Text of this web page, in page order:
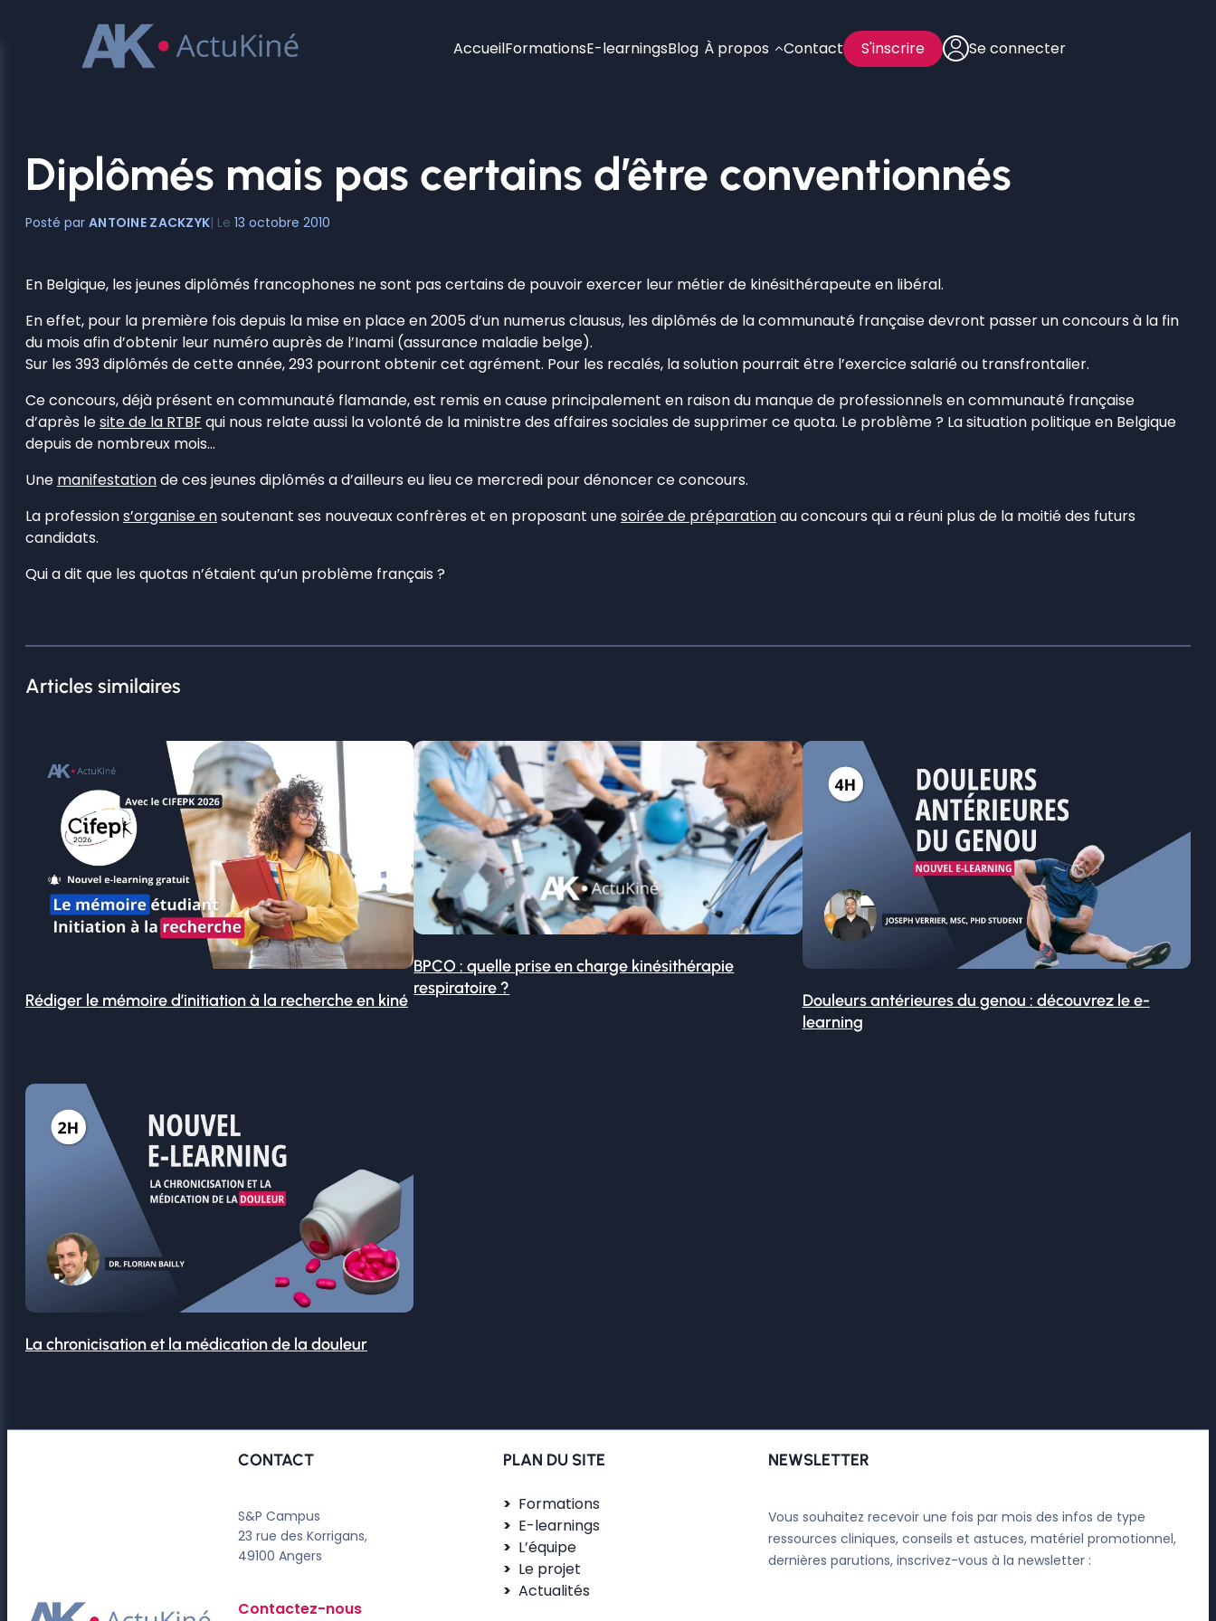
AccueilFormationsE-learningsBlog À propos Contact S'inscrire Se connecter
Diplômés mais pas certains d’être conventionnés
ANTOINE ZACKZYK 13 octobre 2010
En Belgique, les jeunes diplômés francophones ne sont pas certains de pouvoir exercer leur métier de kinésithérapeute en libéral.
En effet, pour la première fois depuis la mise en place en 2005 d’un numerus clausus, les diplômés de la communauté française devront passer un concours à la fin
du mois afin d’obtenir leur numéro auprès de l’Inami (assurance maladie belge).
Sur les 393 diplômés de cette année, 293 pourront obtenir cet agrément. Pour les recalés, la solution pourrait être l’exercice salarié ou transfrontalier.
Ce concours, déjà présent en communauté flamande, est remis en cause principalement en raison du manque de professionnels en communauté française
d’après lesite de la RTBF qui nous relate aussi la volonté de la ministre des affaires sociales de supprimer ce quota. Le problème ? La situation politique en Belgique
depuis de nombreux mois…
Une manifestationde ces jeunes diplômés a d’ailleurs eu lieu ce mercredi pour dénoncer ce concours.
La professions’organise ensoutenant ses nouveaux confrères et en proposant unesoirée de préparationau concours qui a réuni plus de la moitié des futurs
candidats.
Qui a dit que les quotas n’étaient qu’un problème français ?
Articles similaires
Rédiger le mémoire d’initiation à la recherche en kiné
BPCO : quelle prise en charge kinésithérapie
respiratoire ?
Douleurs antérieures du genou : découvrez le e-
learning
La chronicisation et la médication de la douleur
CONTACT
S&P Campus
23 rue des Korrigans,
49100 Angers
Contactez-nous
PLAN DU SITE
Formations
E-learnings
L’équipe
Le projet
Actualités
NEWSLETTER
Vous souhaitez recevoir une fois par mois des infos de type
ressources cliniques, conseils et astuces, matériel promotionnel,
dernières parutions, inscrivez-vous à la newsletter :